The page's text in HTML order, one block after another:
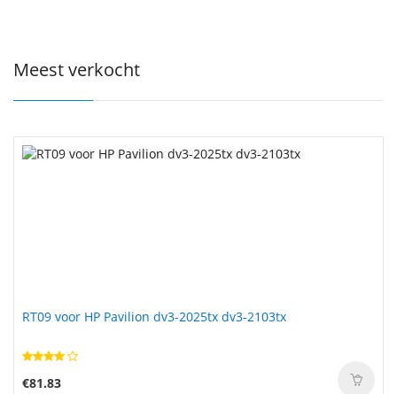
Meest verkocht
RT09 voor HP Pavilion dv3-2025tx dv3-2103tx
€81.83